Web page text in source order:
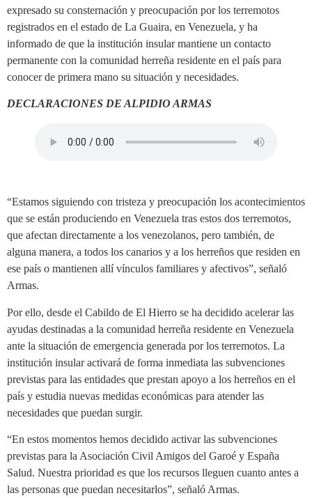
expresado su consternación y preocupación por los terremotos
registrados en el estado de La Guaira, en Venezuela, y ha
informado de que la institución insular mantiene un contacto
permanente con la comunidad herreña residente en el país para
conocer de primera mano su situación y necesidades.
DECLARACIONES DE ALPIDIO ARMAS
“Estamos siguiendo con tristeza y preocupación los acontecimientos
que se están produciendo en Venezuela tras estos dos terremotos,
que afectan directamente a los venezolanos, pero también, de
alguna manera, a todos los canarios y a los herreños que residen en
ese país o mantienen allí vínculos familiares y afectivos”, señaló
Armas.
Por ello, desde el Cabildo de El Hierro se ha decidido acelerar las
ayudas destinadas a la comunidad herreña residente en Venezuela
ante la situación de emergencia generada por los terremotos. La
institución insular activará de forma inmediata las subvenciones
previstas para las entidades que prestan apoyo a los herreños en el
país y estudia nuevas medidas económicas para atender las
necesidades que puedan surgir.
“En estos momentos hemos decidido activar las subvenciones
previstas para la Asociación Civil Amigos del Garoé y España
Salud. Nuestra prioridad es que los recursos lleguen cuanto antes a
las personas que puedan necesitarlos”, señaló Armas.